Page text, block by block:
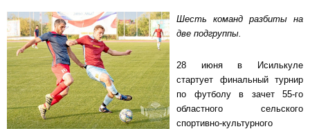
Шесть команд разбиты на
две подгруппы.
28 июня в Исилькуле
стартует финальный турнир
по футболу в зачет 55-го
областного сельского
спортивно-культурного